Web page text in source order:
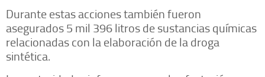
Durante estas acciones también fueron
asegurados 5 mil 396 litros de sustancias químicas
relacionadas con la elaboración de la droga
sintética.